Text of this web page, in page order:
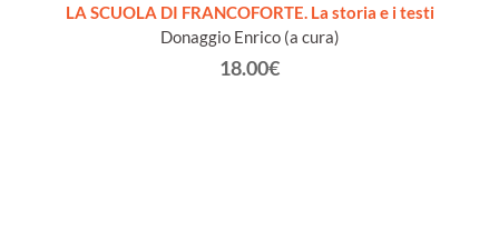
LA SCUOLA DI FRANCOFORTE. La storia e i testi
Donaggio Enrico (a cura)
18.00€